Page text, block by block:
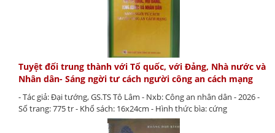
Tuyệt đối trung thành với Tổ quốc, với Đảng, Nhà nước và
Nhân dân- Sáng ngời tư cách người công an cách mạng
- Tác giả: Đại tướng, GS.TS Tô Lâm - Nxb: Công an nhân dân - 2026 -
Số trang: 775 tr - Khổ sách: 16x24cm - Hình thức bìa: cứng